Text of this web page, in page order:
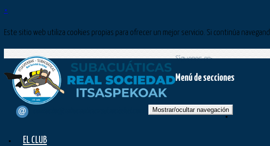
×
Este sitio web utiliza cookies propias para ofrecer un mejor servicio. Si continúa
Síguenos en:
Menú de secciones
Mostrar/ocultar navegación
EL CLUB